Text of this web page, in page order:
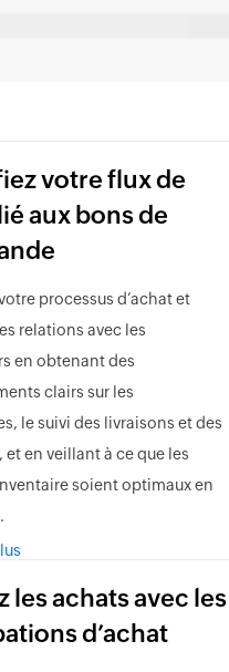
votre flux de
aux bons de
processus d’achat et
relations avec les
en obtenant des
clairs sur les
le suivi des livraisons et des
et en veillant à ce que les
soient optimaux en
les achats avec les
d’achat